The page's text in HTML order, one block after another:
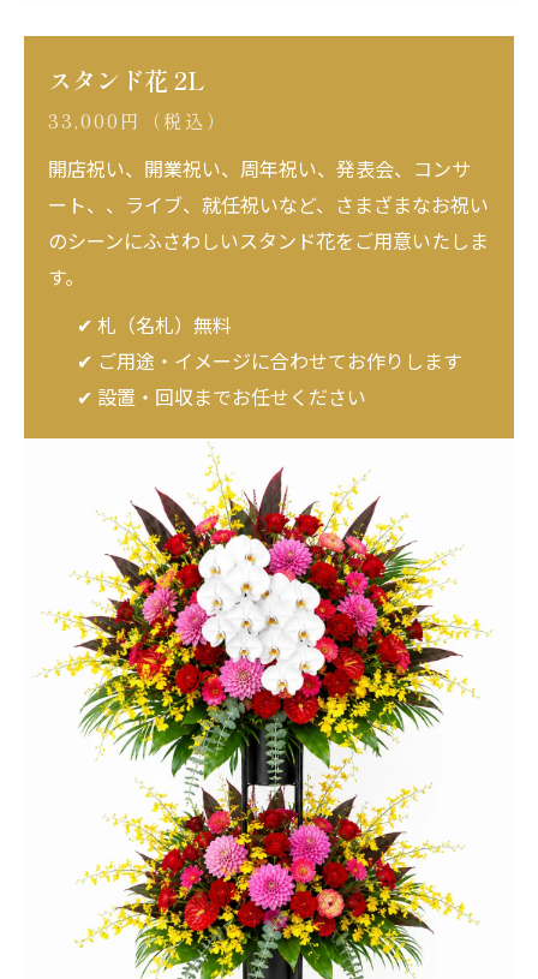
スタンド花 2L
33,000円（税込）
開店祝い、開業祝い、周年祝い、発表会、コンサ
ート、、ライブ、就任祝いなど、さまざまなお祝い
のシーンにふさわしいスタンド花をご用意いたしま
す。
✔ 札（名札）無料
✔ ご用途・イメージに合わせてお作りします
✔ 設置・回収までお任せください